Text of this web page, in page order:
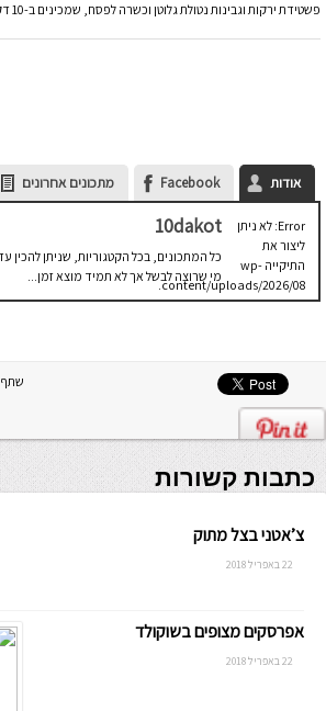
פשטידת ירקות וגבינות נטולת גלוטן וכשרה לפסח, שמכינים ב-10 דקות ושולחים לתנור
אודות Facebook מתכונים אחרונים
Error: לא ניתן
ליצור את
התיקייה wp-
content/uploads/2026/08.
יש לבדוק
10dakot
מי שרוצה לבשל אך לא תמיד מוצא זמן...
שתף
כתבות קשורות
צ’אטני בצל מתוק
22 באפריל 2018
אפרסקים מצופים בשוקולד
22 באפריל 2018